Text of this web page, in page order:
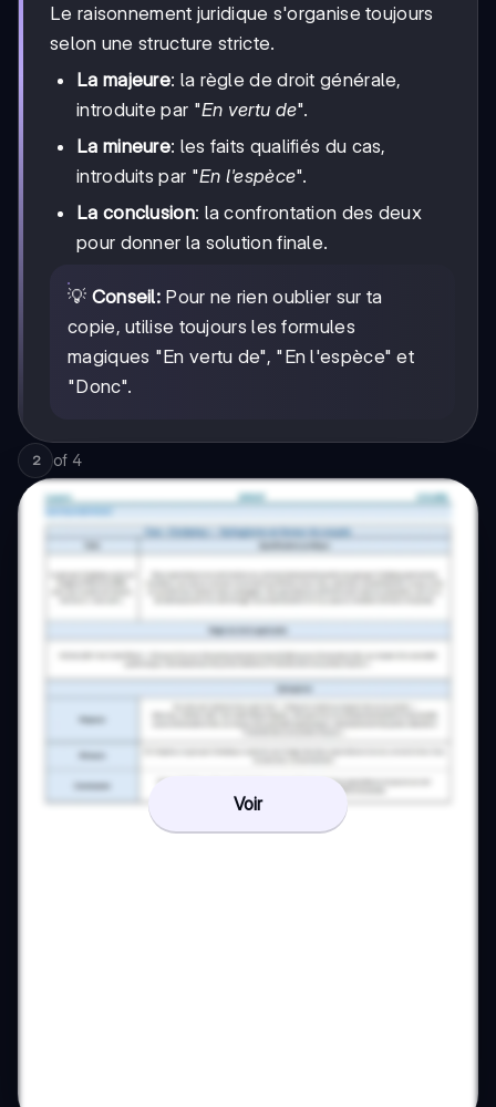
Le raisonnement juridique s'organise toujours
selon une structure stricte.
La majeure: la règle de droit générale,
introduite par "En vertu de".
La mineure: les faits qualifiés du cas,
introduits par "En l'espèce".
La conclusion: la confrontation des deux
pour donner la solution finale.
💡 Conseil: Pour ne rien oublier sur ta
copie, utilise toujours les formules
magiques "En vertu de", "En l'espèce" et
"Donc".
2 of 4
Voir